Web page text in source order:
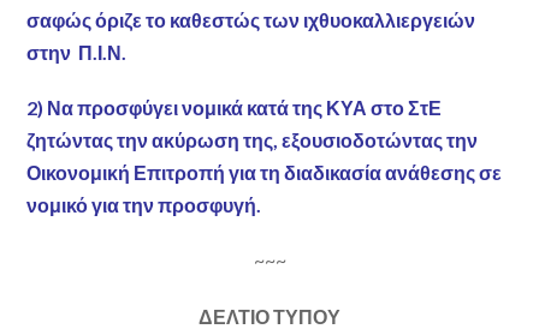
σαφώς όριζε το καθεστώς των ιχθυοκαλλιεργειών
στην Π.Ι.Ν.
2) Να προσφύγει νομικά κατά της ΚΥΑ στο ΣτΕ
ζητώντας την ακύρωση της, εξουσιοδοτώντας την
Οικονομική Επιτροπή για τη διαδικασία ανάθεσης σε
νομικό για την προσφυγή.
~~~
ΔΕΛΤΙΟ ΤΥΠΟΥ